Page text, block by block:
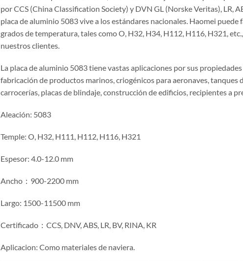
por CCS (China Classification Society) y DVN GL (Norske Veritas), LR,
placa de aluminio 5083 vive a los estándares nacionales. Haomei
grados de temperatura, tales como O, H32, H34, H112, H116, H321,
nuestros clientes.
La placa de aluminio 5083 tiene vastas aplicaciones por sus
fabricación de productos marinos, criogénicos para aeronaves, tanques
carrocerías, placas de blindaje, construcción de edificios, recipientes a
Aleación: 5083
Temple: O, H32, H111, H112, H116, H321
Espesor: 4.0-12.0 mm
Ancho：900-2200 mm
Largo: 1500-11500 mm
Certificado：CCS, DNV, ABS, LR, BV, RINA, KR
Aplicacion: Como materiales de naviera.